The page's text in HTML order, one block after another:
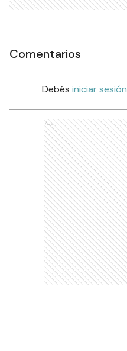
Comentarios
Debés iniciar sesión
Ads